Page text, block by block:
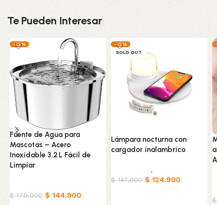
Te Pueden Interesar
-15%
Fuente de Agua para
Mascotas – Acero
Inoxidable 3.2 L Fácil de
Limpiar
$170.000 $ 144.900
-15%
SOLD OUT
Lámpara nocturna con
cargador inalambrico
,
$147.000 $ 124.900
$